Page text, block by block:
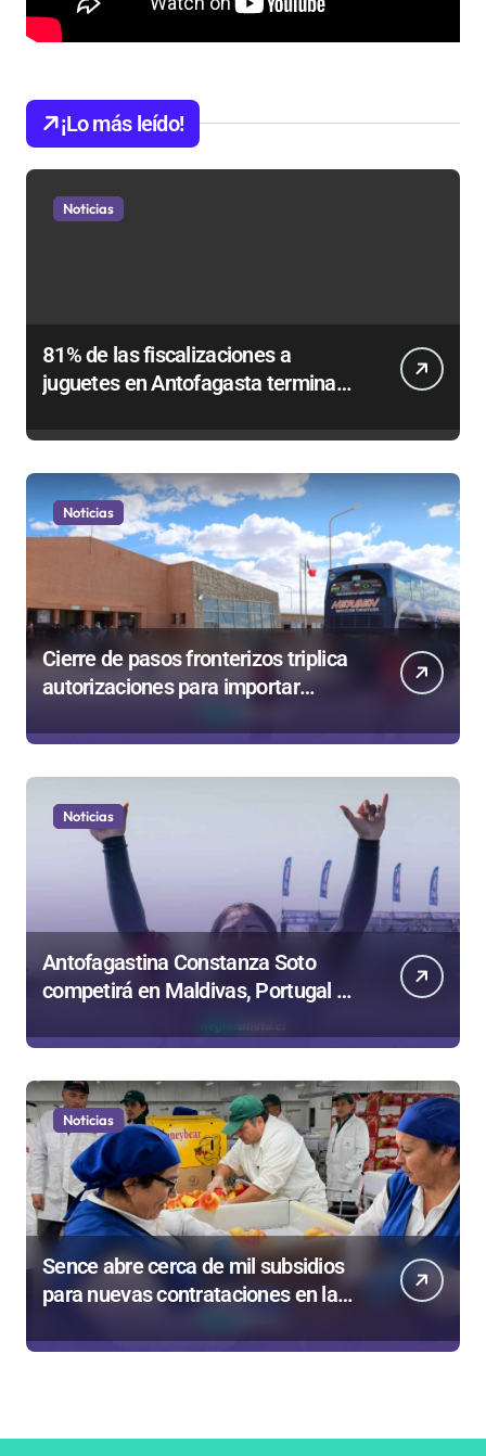
¡Lo más leído!
Noticias
81% de las fiscalizaciones a
juguetes en Antofagasta termina
Noticias
Cierre de pasos fronterizos triplica
autorizaciones para importar
Noticias
Antofagastina Constanza Soto
competirá en Maldivas, Portugal y
Bodyboard
Noticias
Sence abre cerca de mil subsidios
para nuevas contrataciones en la